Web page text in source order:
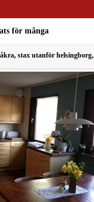
för många
stax utanför helsingborg,